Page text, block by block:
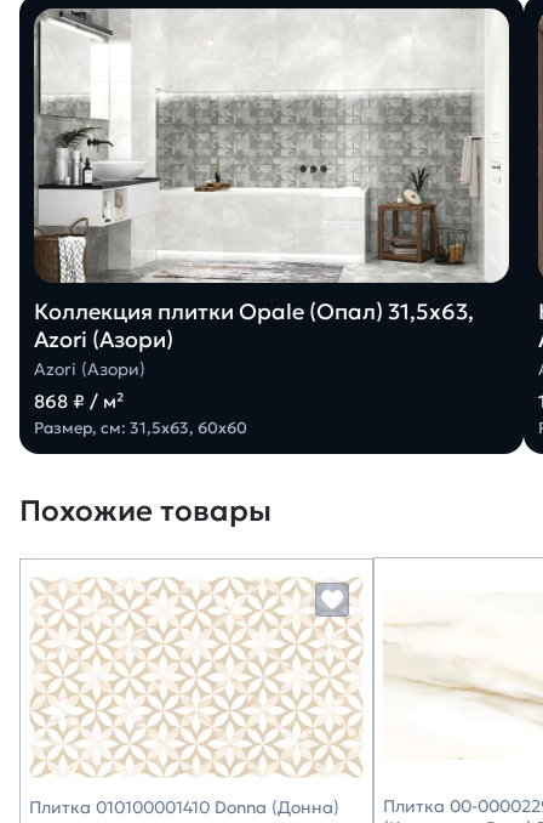
Коллекция плитки Opale (Опал) 31,5х63,
Azori (Азори)
Azori (Азори)
868 ₽ / м²
Размер, см: 31,5х63, 60х60
Похожие товары
Плитка 010100001410 Donna (Донна)
Плитка 00-